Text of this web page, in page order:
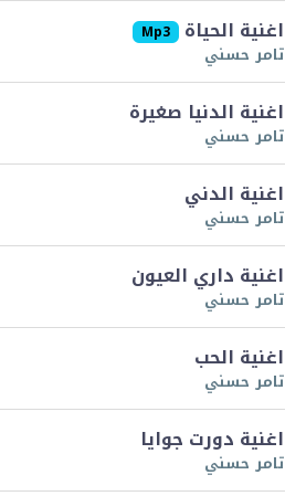
اغنية الحياة Mp3
تامر حسني
اغنية الدنيا صغيرة
تامر حسني
اغنية الدني
تامر حسني
اغنية داري العيون
تامر حسني
اغنية الحب
تامر حسني
اغنية دورت جوايا
تامر حسني